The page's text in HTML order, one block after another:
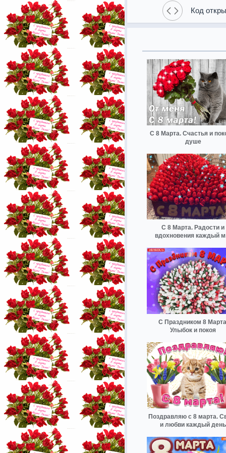
Код
С 8 Марта. Счастья и
душе
С 8 Марта. Радости и
вдохновения каждый
С Праздником 8
Улыбок и покоя
Поздравляю с 8 марта.
и любви каждый день